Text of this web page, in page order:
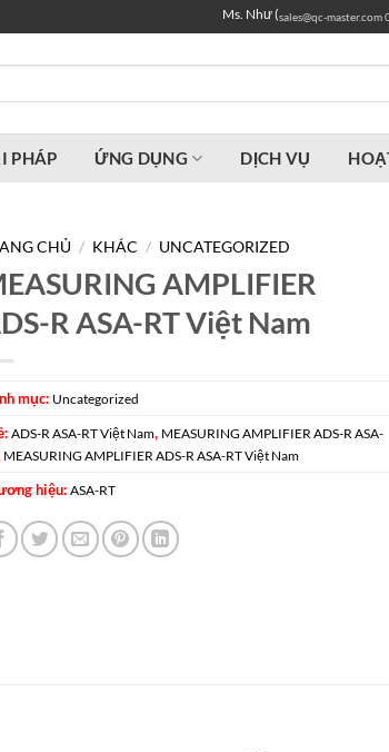
Ms. Như (sales@qc-master.com
PHÁP ỨNG DỤNG DỊCH VỤ
CHỦ / KHÁC / UNCATEGORIZED
AMPLIFIER
R ASA-RT Việt Nam
mục: Uncategorized
ADS-R ASA-RT Việt Nam, MEASURING AMPLIFIER ADS-R ASA-
MEASURING AMPLIFIER ADS-R ASA-RT Việt Nam
hiệu: ASA-RT